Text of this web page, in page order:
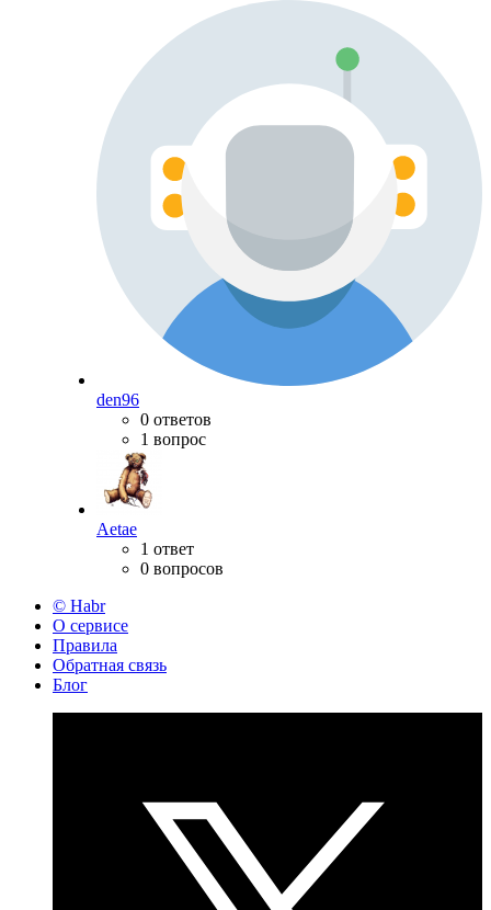
den96
0 ответов
1 вопрос
Aetae
1 ответ
0 вопросов
© Habr
О сервисе
Правила
Обратная связь
Блог